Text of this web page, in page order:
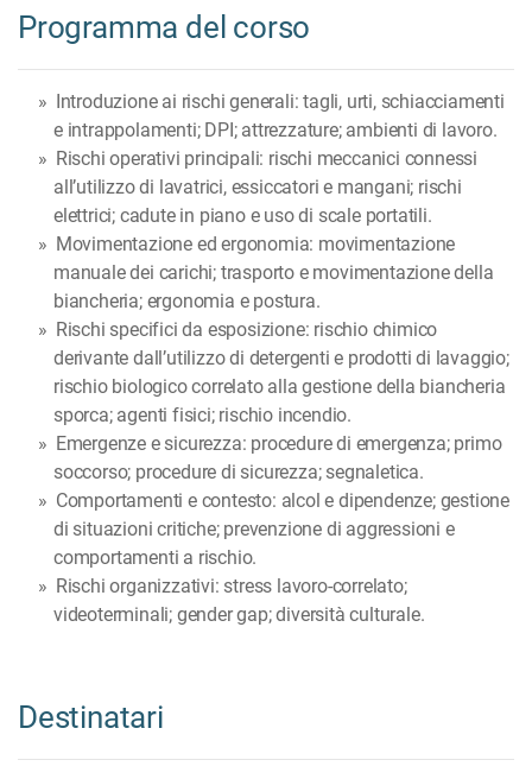
Programma del corso
Introduzione ai rischi generali: tagli, urti, schiacciamenti
e intrappolamenti; DPI; attrezzature; ambienti di lavoro.
Rischi operativi principali: rischi meccanici connessi
all’utilizzo di lavatrici, essiccatori e mangani; rischi
elettrici; cadute in piano e uso di scale portatili.
Movimentazione ed ergonomia: movimentazione
manuale dei carichi; trasporto e movimentazione della
biancheria; ergonomia e postura.
Rischi specifici da esposizione: rischio chimico
derivante dall’utilizzo di detergenti e prodotti di lavaggio;
rischio biologico correlato alla gestione della biancheria
sporca; agenti fisici; rischio incendio.
Emergenze e sicurezza: procedure di emergenza; primo
soccorso; procedure di sicurezza; segnaletica.
Comportamenti e contesto: alcol e dipendenze; gestione
di situazioni critiche; prevenzione di aggressioni e
comportamenti a rischio.
Rischi organizzativi: stress lavoro-correlato;
videoterminali; gender gap; diversità culturale.
Destinatari